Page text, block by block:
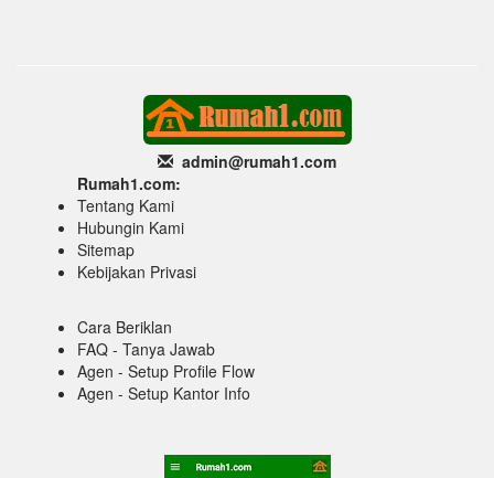
admin@rumah1.com
Rumah1.com:
Tentang Kami
Hubungin Kami
Sitemap
Kebijakan Privasi
Cara Beriklan
FAQ - Tanya Jawab
Agen - Setup Profile Flow
Agen - Setup Kantor Info